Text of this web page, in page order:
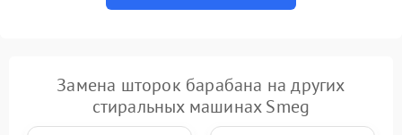
Замена шторок барабана на других
стиральных машинах Smeg